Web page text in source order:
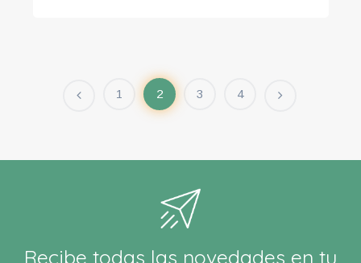
1 2 3 4
Recibe todas las novedades en tu